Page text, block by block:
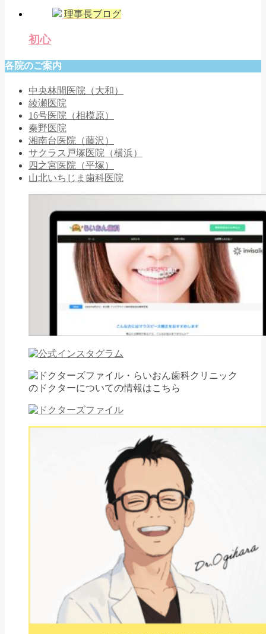
理事長ブログ
初心
各院のご案内
中央林間医院（大和）
綾瀬医院
16号医院（相模原）
秦野医院
湘南台医院（藤沢）
サクラス戸塚医院（横浜）
四之宮医院（平塚）
山北いちじま歯科医院